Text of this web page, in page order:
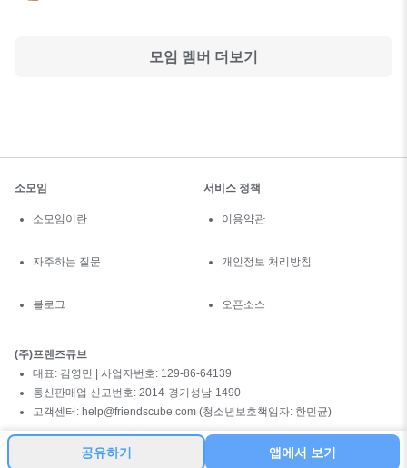
모임 멤버 더보기
공유하기 앱에서 보기
소모임
소모임이란
자주하는 질문
블로그
서비스 정책
이용약관
개인정보 처리방침
오픈소스
(주)프렌즈큐브
대표: 김영민 | 사업자번호: 129-86-64139
통신판매업 신고번호: 2014-경기성남-1490
고객센터: help@friendscube.com (청소년보호책임자: 한민균)